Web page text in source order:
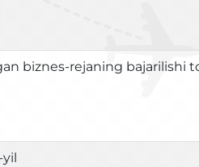
biznes-rejaning bajarilishi
yil